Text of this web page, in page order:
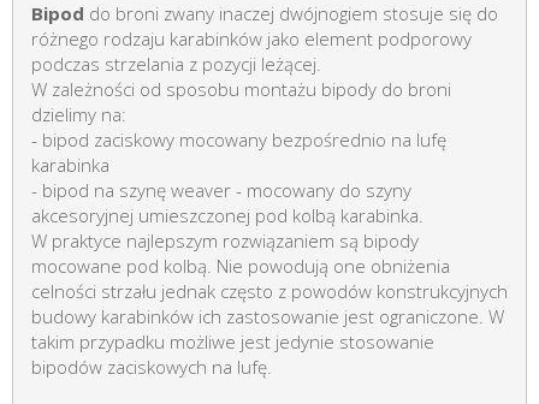
Bipod do broni zwany inaczej dwójnogiem stosuje się do
różnego rodzaju karabinków jako element podporowy
podczas strzelania z pozycji leżącej.
W zależności od sposobu montażu bipody do broni
dzielimy na:
- bipod zaciskowy mocowany bezpośrednio na lufę
karabinka
- bipod na szynę weaver - mocowany do szyny
akcesoryjnej umieszczonej pod kolbą karabinka.
W praktyce najlepszym rozwiązaniem są bipody
mocowane pod kolbą. Nie powodują one obniżenia
celności strzału jednak często z powodów konstrukcyjnych
budowy karabinków ich zastosowanie jest ograniczone. W
takim przypadku możliwe jest jedynie stosowanie
bipodów zaciskowych na lufę.